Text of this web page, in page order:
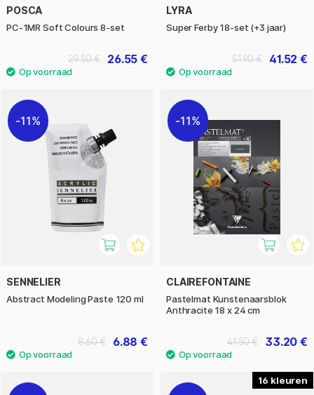
POSCA
PC-1MR Soft Colours 8-set
26.55 €
29.50 €
LYRA
Super Ferby 18-set (+3 jaar)
41.52 €
51.90 €
11%
SENNELIER
Abstract Modeling Paste 120 ml
6.88 €
8.60 €
11%
CLAIREFONTAINE
Pastelmat Kunstenaarsblok
Anthracite 18 x 24 cm
33.20 €
41.50 €
16